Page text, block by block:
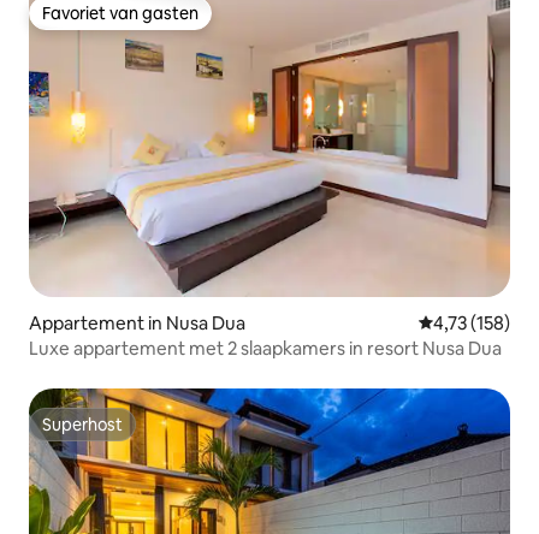
Favoriet van gasten
Favoriet van gasten
Appartement in Nusa Dua Gemiddelde
4,73 (158)
Luxe appartement met 2 slaapkamers in resort Nusa Dua
Superhost
Superhost